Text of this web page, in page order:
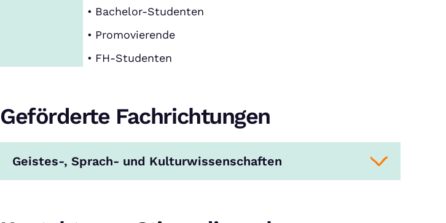
Bachelor-Studenten
Promovierende
FH-Studenten
Geförderte Fachrichtungen
Geistes-, Sprach- und Kulturwissenschaften